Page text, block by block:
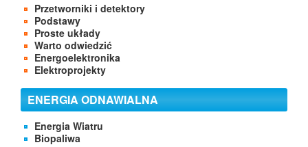
Przetworniki i detektory
Podstawy
Proste układy
Warto odwiedzić
Energoelektronika
Elektroprojekty
ENERGIA ODNAWIALNA
Energia Wiatru
Biopaliwa